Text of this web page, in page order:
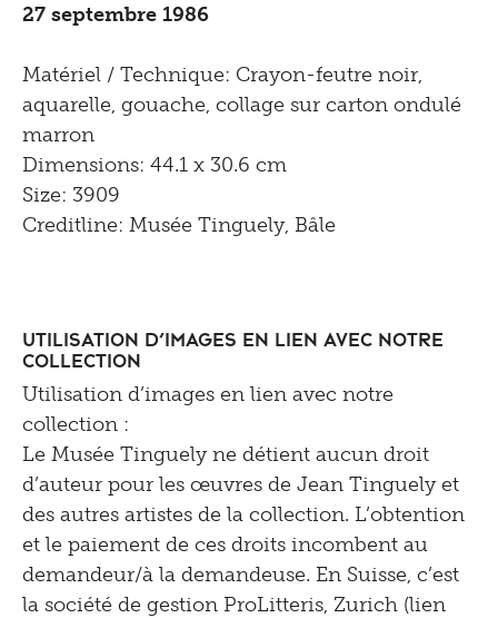
27 septembre 1986
Matériel / Technique: Crayon-feutre noir,
aquarelle, gouache, collage sur carton ondulé
marron
Dimensions: 44.1 x 30.6 cm
Size: 3909
Creditline: Musée Tinguely, Bâle
Utilisation d’images en lien avec notre
collection
Utilisation d’images en lien avec notre
collection :
Le Musée Tinguely ne détient aucun droit
d’auteur pour les œuvres de Jean Tinguely et
des autres artistes de la collection. L’obtention
et le paiement de ces droits incombent au
demandeur/à la demandeuse. En Suisse, c’est
la société de gestion ProLitteris, Zurich (lien